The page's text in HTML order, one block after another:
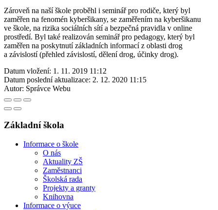
Zároveň na naší škole proběhl i seminář pro rodiče, který byl
zaměřen na fenomén kyberšikany, se zaměřením na kyberšikanu
ve škole, na rizika sociálních sítí a bezpečná pravidla v online
prostředí. Byl také realizován seminář pro pedagogy, který byl
zaměřen na poskytnutí základních informací z oblasti drog
a závislostí (přehled závislostí, dělení drog, účinky drog).
Datum vložení: 1. 11. 2019 11:12
Datum poslední aktualizace: 2. 12. 2020 11:15
Autor: Správce Webu
Základní škola
Informace o škole
O nás
Aktuality ZŠ
Zaměstnanci
Školská rada
Projekty a granty
Knihovna
Informace o výuce